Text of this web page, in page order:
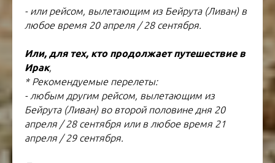
- или рейсом, вылетающим из Бейрута (Ливан) в
любое время 20 апреля / 28 сентября.
Или, для тех, кто продолжает путешествие в
Ирак,
* Рекомендуемые перелеты:
- любым другим рейсом, вылетающим из
Бейрута (Ливан) во второй половине дня 20
апреля / 28 сентября или в любое время 21
апреля / 29 сентября.